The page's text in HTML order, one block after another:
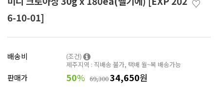
6-10-01]
♡
배송비
(조건)
제주지역 : 직배송 불가, 택배 월~목 배송가능
판매가 50% 69,30034,650원